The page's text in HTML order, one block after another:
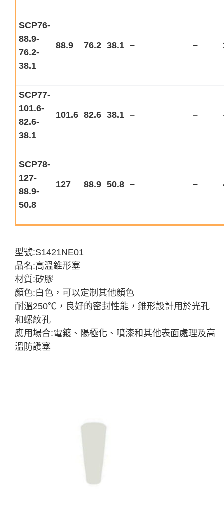
SCP76-
88.9-
76.2-
38.1
88.9 76.2 38.1 – –
SCP77-
101.6-
82.6-
38.1
101.6 82.6 38.1 – –
SCP78-
127-
88.9-
50.8
127 88.9 50.8 – –
型號:S1421NE01
品名:高溫錐形塞
材質:矽膠
顏色:白色，可以定制其他顏色
耐溫250℃，良好的密封性能，錐形設計用於光孔
和螺紋孔
應用場合:電鍍、陽極化、噴漆和其他表面處理及高
溫防護塞